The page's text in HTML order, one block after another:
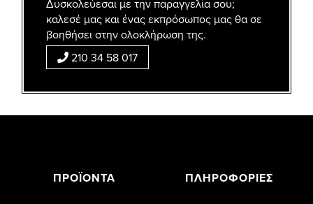
Δυσκολεύεσαι με την παραγγελία σου;
καλεσέ μας και ένας εκπρόσωπος μας θα σε
βοηθήσει στην ολοκλήρωση της.
210 34 58 017
ΠΡΟΪΟΝΤΑ ΠΛΗΡΟΦΟΡΙΕΣ